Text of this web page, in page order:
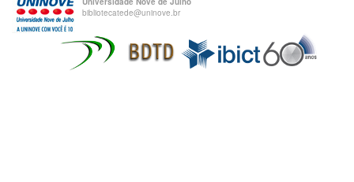
bibliotecatede@uninove.br